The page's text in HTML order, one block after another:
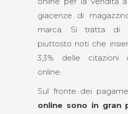
giacenze di
marca. Si tratta di
piuttosto noti che
3,3% delle citazioni
online.
Sul fronte dei
online sono in gran